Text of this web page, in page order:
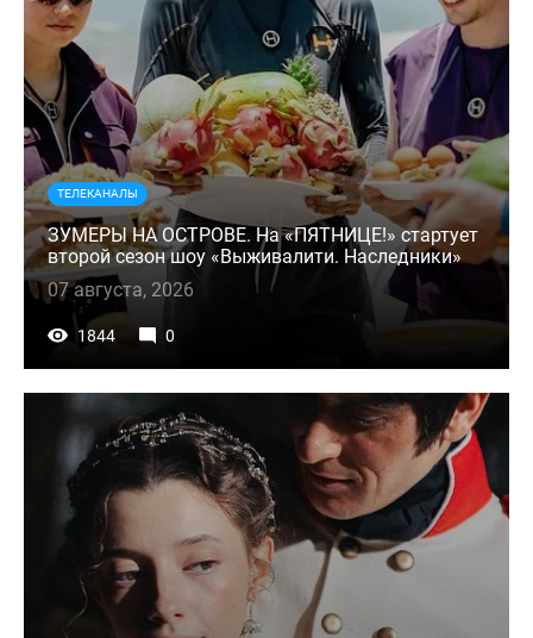
ТЕЛЕКАНАЛЫ
ЗУМЕРЫ НА ОСТРОВЕ. На «ПЯТНИЦЕ!» стартует
второй сезон шоу «Выживалити. Наследники»
07 августа, 2026
1844 0